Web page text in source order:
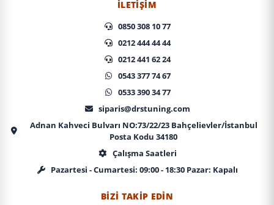
İLETIŞIM
0850 308 10 77
0212 444 44 44
0212 441 62 24
0543 377 74 67
0533 390 34 77
siparis@drstuning.com
Adnan Kahveci Bulvarı NO:73/22/23 Bahçelievler/İstanbul
Posta Kodu 34180
Çalışma Saatleri
Pazartesi - Cumartesi: 09:00 - 18:30 Pazar: Kapalı
BIZI TAKIP EDIN